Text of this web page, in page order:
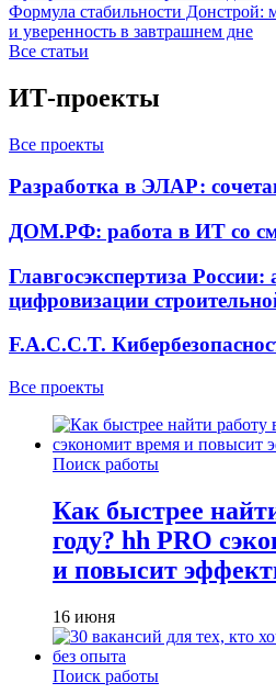
Формула стабильности Донстрой:
и уверенность в завтрашнем дне
Все статьи
ИТ-проекты
Все проекты
Разработка в ЭЛАР:
ДОМ.РФ: работа в ИТ со
Главгосэкспертиза
цифровизации
F.A.C.C.T.
Все проекты
Поиск работы
Как быстрее
году? hh PRO
и повысит
16 июня
Поиск работы